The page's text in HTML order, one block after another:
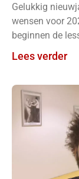
Gelukkig
wensen voor
beginnen de
Lees verder